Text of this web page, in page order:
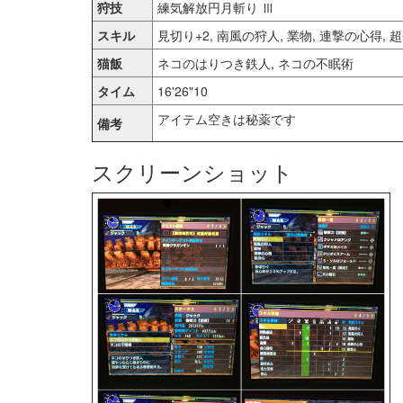
狩技
練気解放円月斬り Ⅲ
スキル
見切り+2, 南風の狩人, 業物, 連撃の心得,
猫飯
ネコのはりつき鉄人, ネコの不眠術
タイム
16'26"10
備考
アイテム空きは秘薬です
スクリーンショット